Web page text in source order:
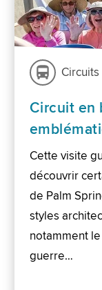
Circuit en
Cette visite
découvrir
de Palm
styles
notamment
guerre…